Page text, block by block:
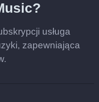
usługa
zapewniająca